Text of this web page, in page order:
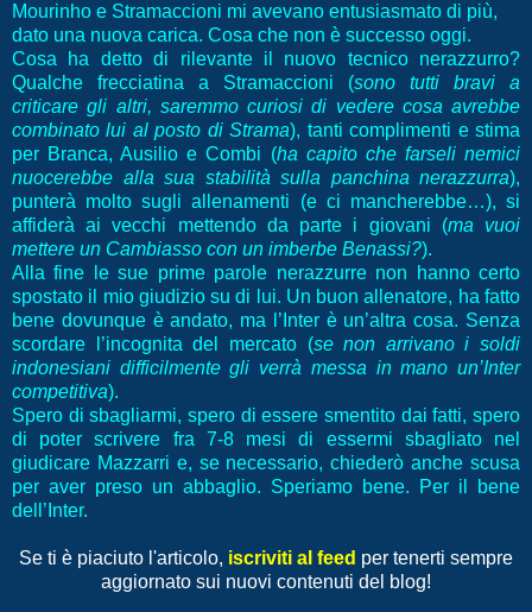
Mourinho e Stramaccioni mi avevano entusiasmato di più,
dato una nuova carica. Cosa che non è successo oggi.
Cosa ha detto di rilevante il nuovo tecnico nerazzurro?
Qualche frecciatina a Stramaccioni (sono tutti bravi a
criticare gli altri, saremmo curiosi di vedere cosa avrebbe
combinato lui al posto di Strama), tanti complimenti e stima
per Branca, Ausilio e Combi (ha capito che farseli nemici
nuocerebbe alla sua stabilità sulla panchina nerazzurra),
punterà molto sugli allenamenti (e ci mancherebbe…), si
affiderà ai vecchi mettendo da parte i giovani (ma vuoi
mettere un Cambiasso con un imberbe Benassi?).
Alla fine le sue prime parole nerazzurre non hanno certo
spostato il mio giudizio su di lui. Un buon allenatore, ha fatto
bene dovunque è andato, ma l’Inter è un’altra cosa. Senza
scordare l’incognita del mercato (se non arrivano i soldi
indonesiani difficilmente gli verrà messa in mano un’Inter
competitiva).
Spero di sbagliarmi, spero di essere smentito dai fatti, spero
di poter scrivere fra 7-8 mesi di essermi sbagliato nel
giudicare Mazzarri e, se necessario, chiederò anche scusa
per aver preso un abbaglio. Speriamo bene. Per il bene
dell’Inter.
Se ti è piaciuto l'articolo, iscriviti al feed per tenerti sempre
aggiornato sui nuovi contenuti del blog!